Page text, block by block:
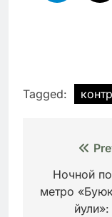
Tagged:
по
записям
Ночной
метро